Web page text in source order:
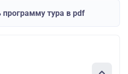
программу тура в pdf